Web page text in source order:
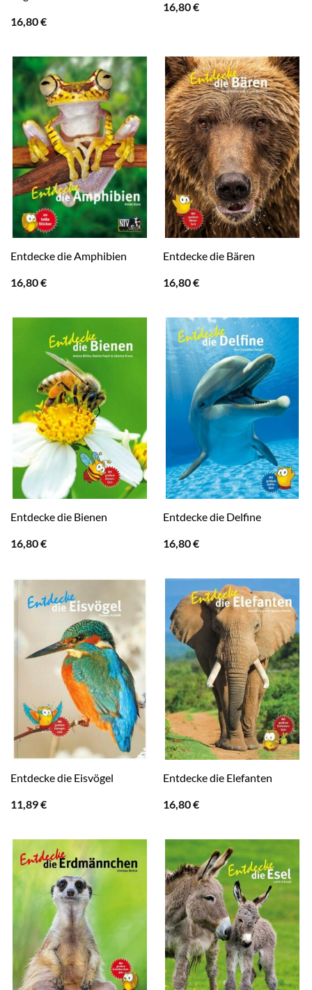
16,80€
16,80€
Entdecke die Amphibien
16,80€
Entdecke die Bären
16,80€
Entdecke die Bienen
16,80€
Entdecke die Delfine
16,80€
Entdecke die Eisvögel
11,89€
Entdecke die Elefanten
16,80€